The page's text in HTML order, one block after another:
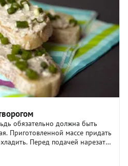
обязательно должна быть
Приготовленной массе придать
Перед подачей нарезать
и украсить зеленью и
на хлеб.